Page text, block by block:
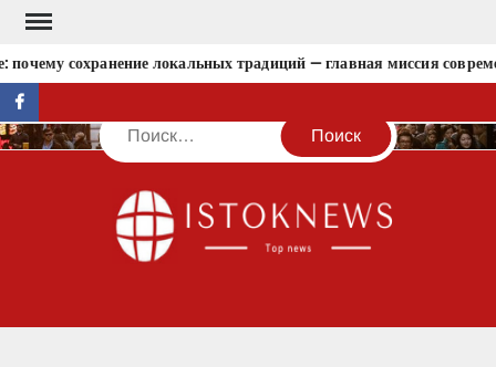
Перейти
содержимомусохранение локальных традиций — главная миссия
facebook
Поиск